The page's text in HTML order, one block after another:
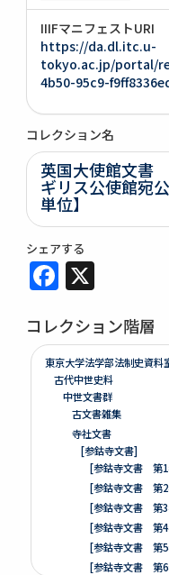
IIIFマニフェストURI
https://da.dl.itc.u-
tokyo.ac.jp/portal/
4b50-95c9-
コレクション名
英国大使館文書
ギリス公使館宛
単位】
シェアする
コレクション階層
東京大学法学部法制史資料
古代中世史料
中世文書群
古文書雑集
寺社文書
[参鈷寺文書]
[参鈷寺文書 第
[参鈷寺文書 第
[参鈷寺文書 第
[参鈷寺文書 第
[参鈷寺文書 第
[参鈷寺文書 第